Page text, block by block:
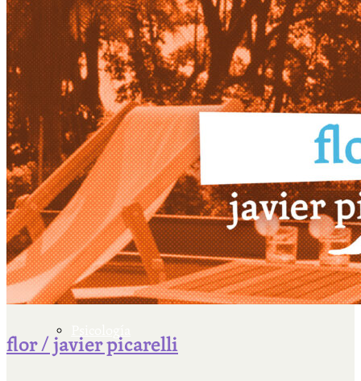
Escriben & participan
Actualidad y sociedad
Educación
Literatura
Filosofía
flor / javier picarelli